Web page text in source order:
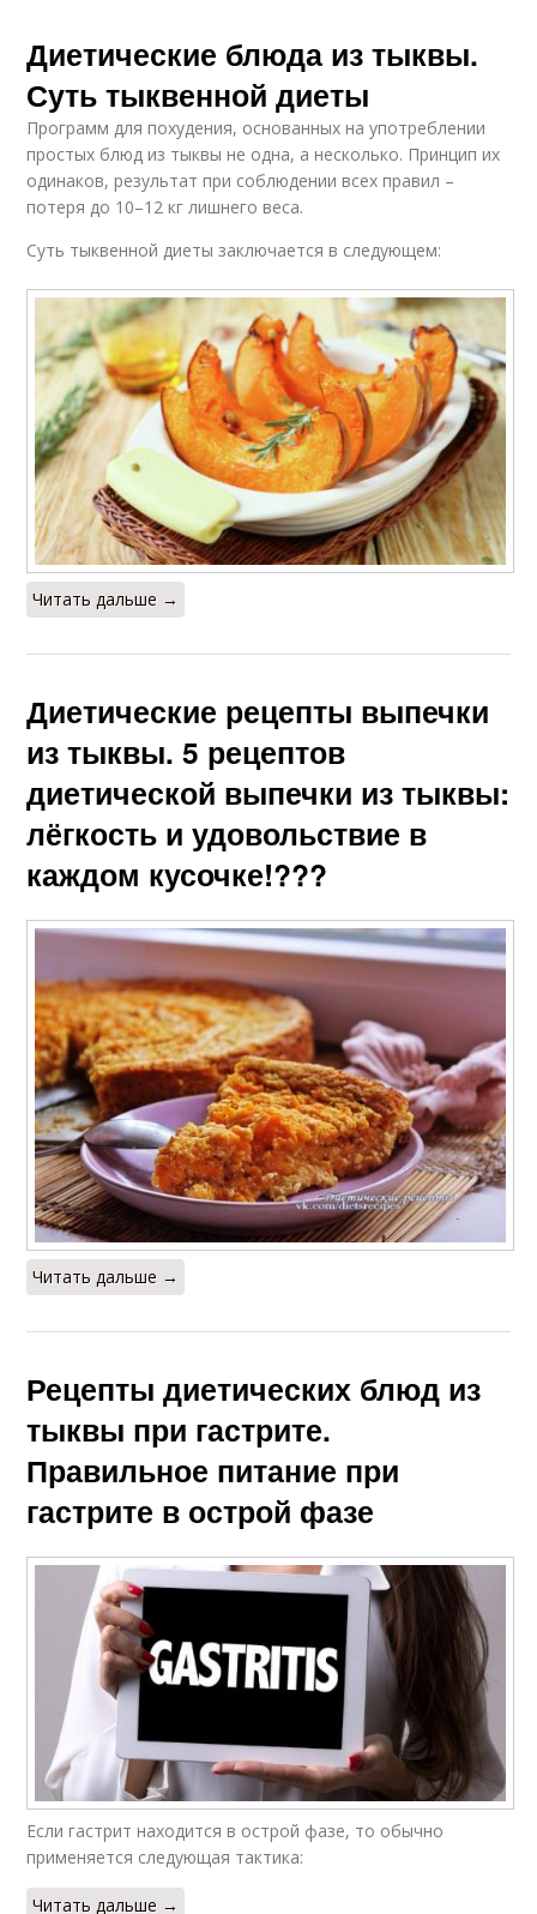
Диетические блюда из тыквы.
Суть тыквенной диеты
Программ для похудения, основанных на употреблении
простых блюд из тыквы не одна, а несколько. Принцип их
одинаков, результат при соблюдении всех правил –
потеря до 10–12 кг лишнего веса.
Суть тыквенной диеты заключается в следующем:
Читать дальше →
Диетические рецепты выпечки
из тыквы. 5 рецептов
диетической выпечки из тыквы:
лёгкость и удовольствие в
каждом кусочке!???
Читать дальше →
Рецепты диетических блюд из
тыквы при гастрите.
Правильное питание при
гастрите в острой фазе
Если гастрит находится в острой фазе, то обычно
применяется следующая тактика:
Читать дальше →